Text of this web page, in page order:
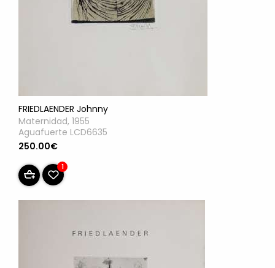
FRIEDLAENDER Johnny
Maternidad, 1955
Aguafuerte LCD6635
250.00€
1